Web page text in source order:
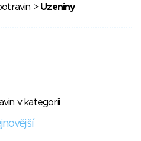
> Uzeniny
v kategorii